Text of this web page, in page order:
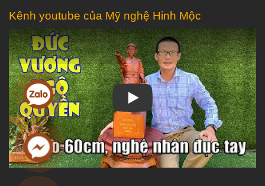
Kênh youtube của Mỹ nghệ Hinh Mộc
Play